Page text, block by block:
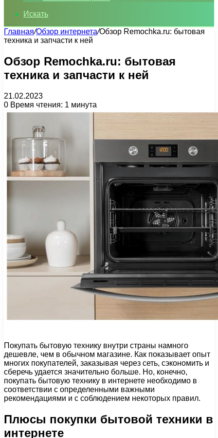
Искать
Главная/Обзор интернета/Обзор Remochka.ru: бытовая
техника и запчасти к ней
Обзор Remochka.ru: бытовая
техника и запчасти к ней
21.02.2023
0 Время чтения: 1 минута
Покупать бытовую технику внутри страны намного
дешевле, чем в обычном магазине. Как показывает опыт
многих покупателей, заказывая через сеть, сэкономить и
сберечь удается значительно больше. Но, конечно,
покупать бытовую технику в интернете необходимо в
соответствии с определенными важными
рекомендациями и с соблюдением некоторых правил.
Плюсы покупки бытовой техники в
интернете